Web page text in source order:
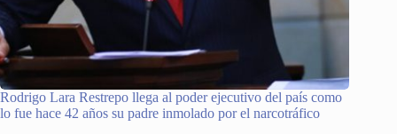
Rodrigo Lara Restrepo llega al poder ejecutivo del país como
lo fue hace 42 años su padre inmolado por el narcotráfico